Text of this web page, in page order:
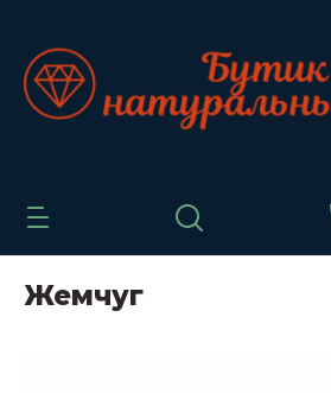
Жемчуг